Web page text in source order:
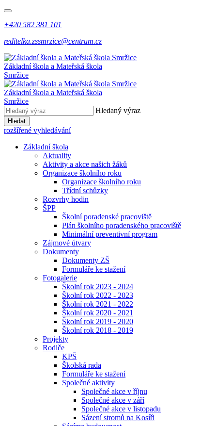
+420 582 381 101
reditelka.zssmrzice@centrum.cz
Základní škola a Mateřská škola
Smržice
Základní škola a Mateřská škola
Smržice
Hledaný výraz
Hledat
rozšířené vyhledávání
Základní škola
Aktuality
Aktivity a akce našich žáků
Organizace školního roku
Organizace školního roku
Třídní schůzky
Rozvrhy hodin
ŠPP
Školní poradenské pracoviště
Plán školního poradenského pracoviště
Minimální preventivní program
Zájmové útvary
Dokumenty
Dokumenty ZŠ
Formuláře ke stažení
Fotogalerie
Školní rok 2023 - 2024
Školní rok 2022 - 2023
Školní rok 2021 - 2022
Školní rok 2020 - 2021
Školní rok 2019 - 2020
Školní rok 2018 - 2019
Projekty
Rodiče
KPŠ
Školská rada
Formuláře ke stažení
Společné aktivity
Společné akce v říjnu
Společné akce v září
Společné akce v listopadu
Sázení stromů na Kosíři